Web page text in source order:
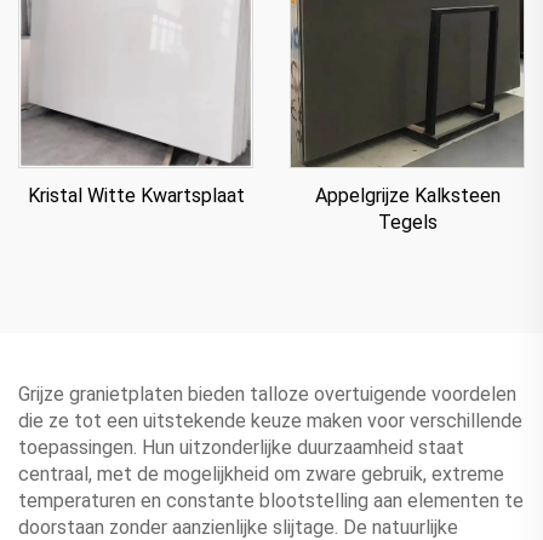
Kristal Witte Kwartsplaat
Appelgrijze Kalksteen
Tegels
Grijze granietplaten bieden talloze overtuigende voordelen
die ze tot een uitstekende keuze maken voor verschillende
toepassingen. Hun uitzonderlijke duurzaamheid staat
centraal, met de mogelijkheid om zware gebruik, extreme
temperaturen en constante blootstelling aan elementen te
doorstaan zonder aanzienlijke slijtage. De natuurlijke